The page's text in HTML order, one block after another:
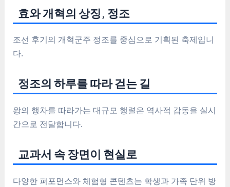
효와 개혁의 상징, 정조
조선 후기의 개혁군주 정조를 중심으로 기획된 축제입니
다.
정조의 하루를 따라 걷는 길
왕의 행차를 따라가는 대규모 행렬은 역사적 감동을 실시
간으로 전달합니다.
교과서 속 장면이 현실로
다양한 퍼포먼스와 체험형 콘텐츠는 학생과 가족 단위 방